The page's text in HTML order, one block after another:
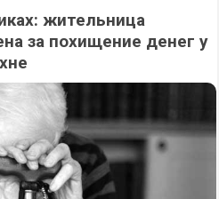
жительница
за похищение денег у